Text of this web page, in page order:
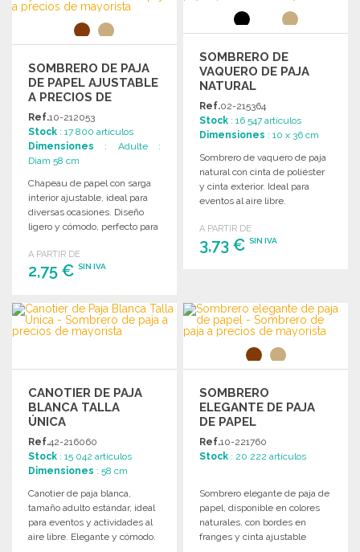
SOMBRERO DE PAJA
DE PAPEL AJUSTABLE
A PRECIOS DE
MAYORISTA
Ref.10-212053
Stock : 17 800 artículos
Dimensiones : Adulte :
Diam 58 cm
Chapeau de papel con sarga
interior ajustable, ideal para
diversas ocasiones. Diseño
ligero y cómodo, perfecto para
A PARTIR DE
2,75 € SIN IVA
PEDIR
Solicitar un presupuesto
SOMBRERO DE
VAQUERO DE PAJA
NATURAL
Ref.02-215364
Stock : 16 547 artículos
Dimensiones : 10 x 36 cm
Sombrero de vaquero de paja
natural con cinta de poliéster
y cinta exterior. Ideal para
eventos al aire libre.
A PARTIR DE
3,73 €SIN IVA
Solicitar un presupuesto
CANOTIER DE PAJA
BLANCA TALLA
ÚNICA
Ref.42-216060
Stock : 15 042 artículos
Dimensiones : 58 cm
Canotier de paja blanca,
tamaño adulto estándar, ideal
para eventos y actividades al
aire libre. Elegante y cómodo.
SOMBRERO
ELEGANTE DE PAJA
DE PAPEL
Ref.10-221760
Stock : 20 222 artículos
Sombrero elegante de paja de
papel, disponible en colores
naturales, con bordes en
franges y cinta ajustable